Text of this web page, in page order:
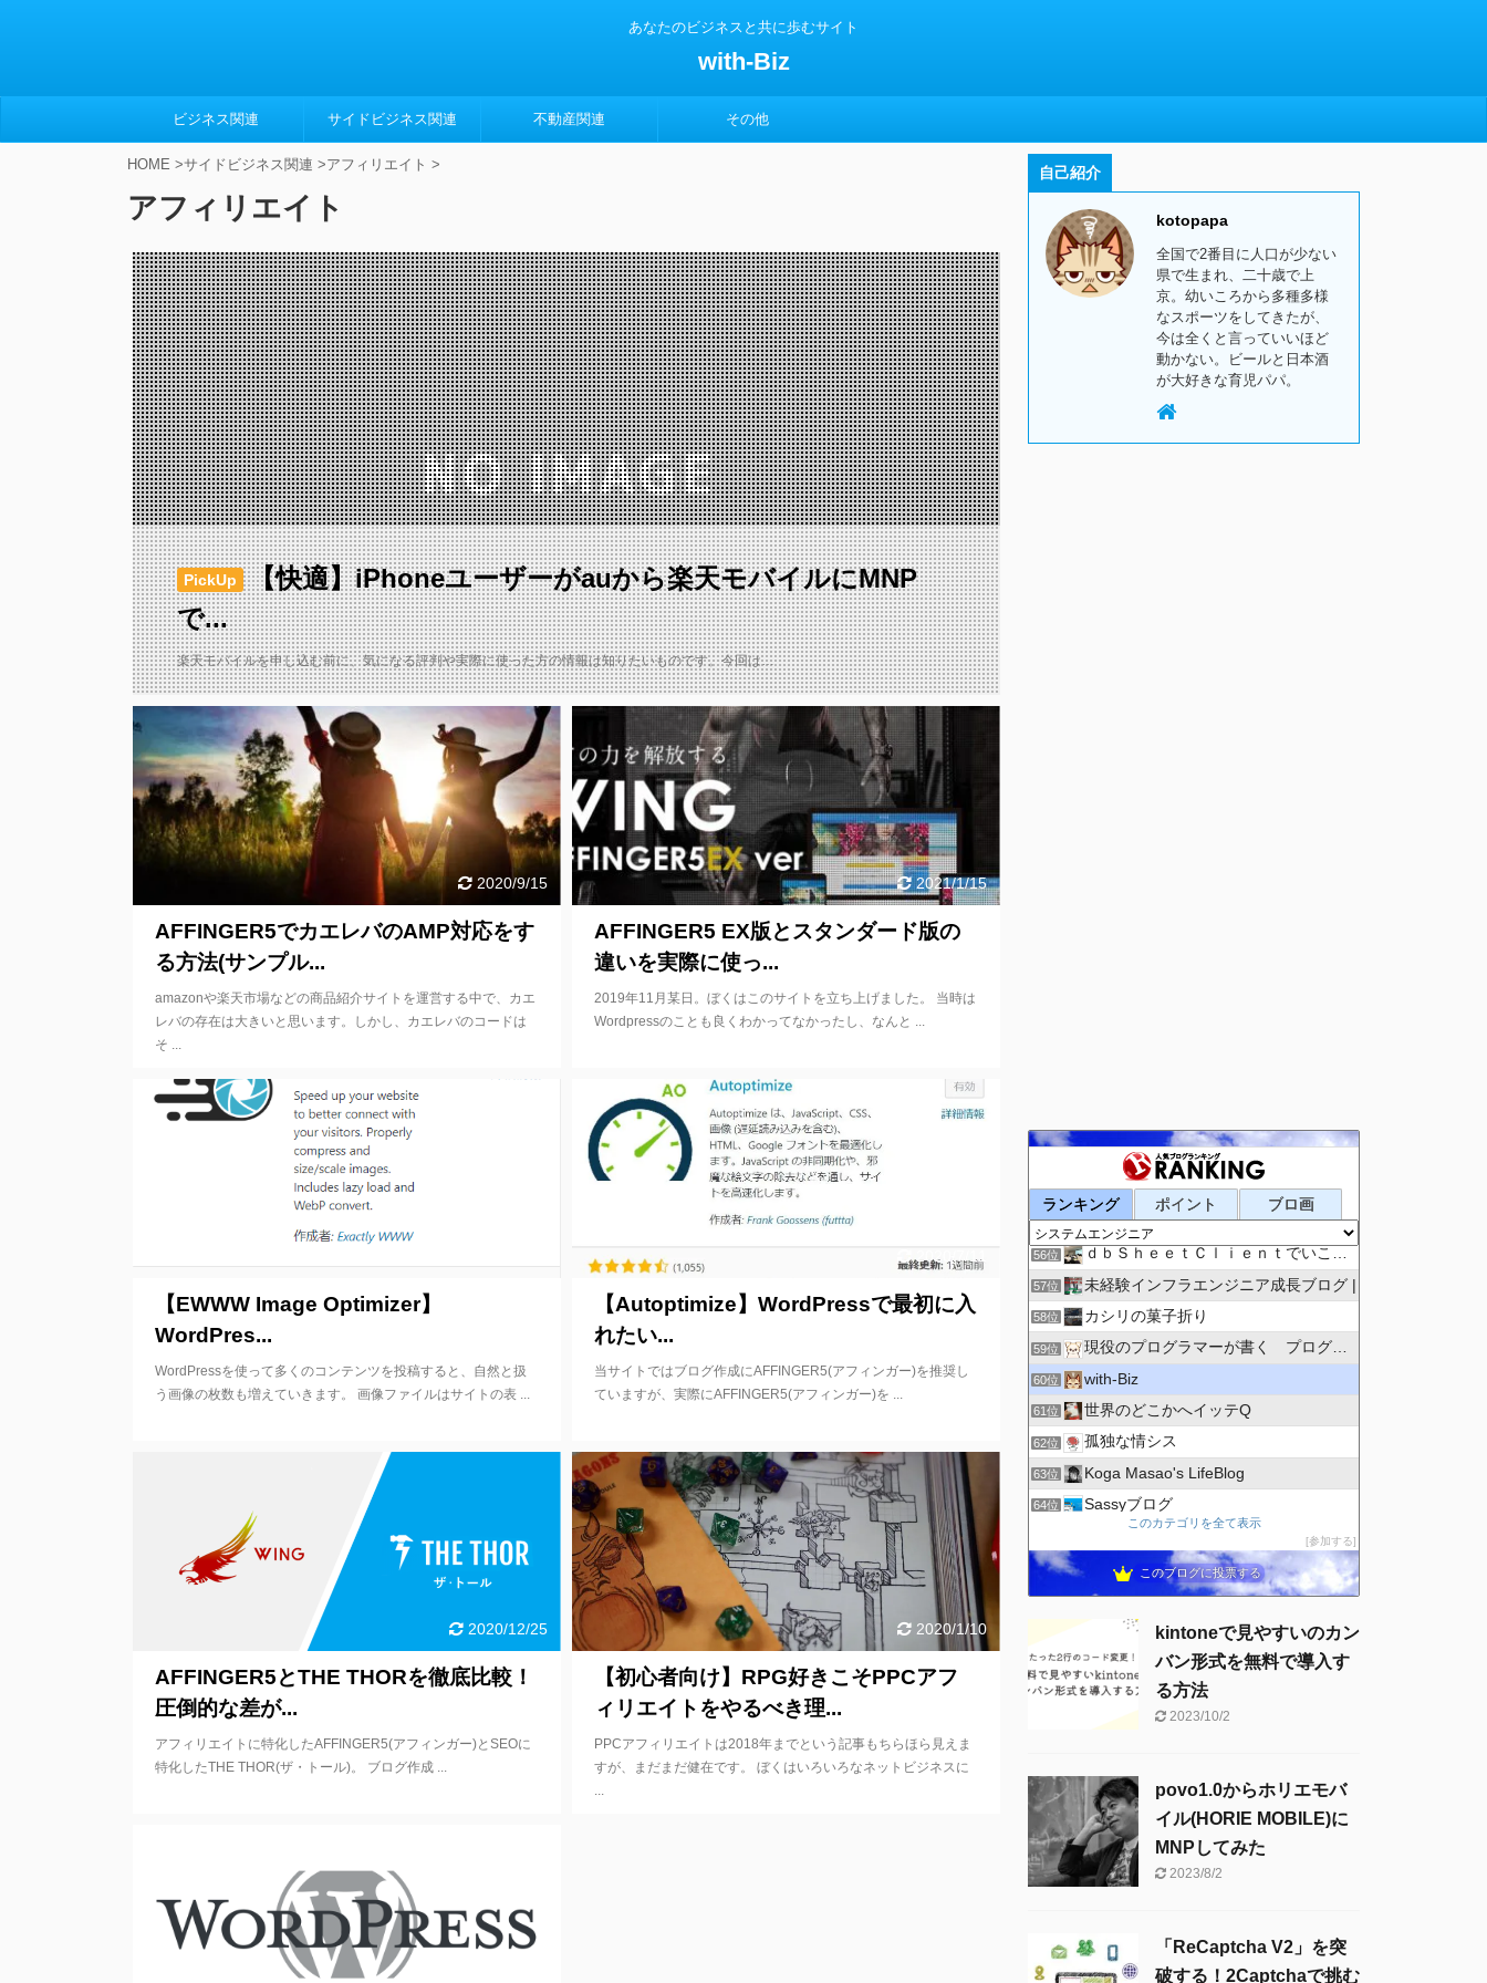
あなたのビジネスと共に歩むサイト
with-Biz
ビジネス関連 サイドビジネス関連 不動産関連 その他
HOME >サイドビジネス関連 >アフィリエイト >
アフィリエイト
PickUp
【快適】iPhoneユーザーがauから楽天モバイルにMNP
で...
楽天モバイルを申し込む前に、気になる評判や実際に使った方の情報は知りたいものです。今回は…
2020/9/15
AFFINGER5でカエレバのAMP対応をす
る方法(サンプル...
amazonや楽天市場などの商品紹介サイトを運営する中で、カエ
レバの存在は大きいと思います。しかし、カエレバのコードは
そ ...
2021/1/15
AFFINGER5 EX版とスタンダード版の
違いを実際に使っ...
2019年11月某日。ぼくはこのサイトを立ち上げました。 当時は
Wordpressのことも良くわかってなかったし、なんと ...
【EWWW Image Optimizer】
WordPres...
WordPressを使って多くのコンテンツを投稿すると、自然と扱
う画像の枚数も増えていきます。 画像ファイルはサイトの表 ...
2020/7/11
【Autoptimize】WordPressで最初に入
れたい...
当サイトではブログ作成にAFFINGER5(アフィンガー)を推奨し
ていますが、実際にAFFINGER5(アフィンガー)を ...
2020/12/25
AFFINGER5とTHE THORを徹底比較！
圧倒的な差が...
アフィリエイトに特化したAFFINGER5(アフィンガー)とSEOに
特化したTHE THOR(ザ・トール)。 ブログ作成 ...
2020/1/10
【初心者向け】RPG好きこそPPCアフ
ィリエイトをやるべき理...
PPCアフィリエイトは2018年までという記事もちらほら見えま
すが、まだまだ健在です。 ぼくはいろいろなネットビジネスに
...
自己紹介
kotopapa
全国で2番目に人口が少ない
県で生まれ、二十歳で上
京。幼いころから多種多様
なスポーツをしてきたが、
今は全くと言っていいほど
動かない。ビールと日本酒
が大好きな育児パパ。
ランキング ポイント ブロ画
システムってこんな感じ
54位 SHARE-OB | 私たちの脳を共有
55位 Emuのアメリカ西海岸 オフィス奮闘記
56位 ｄｂＳｈｅｅｔＣｌｉｅｎｔでいこう。
57位 未経験インフラエンジニア成長ブログ |
58位 カシリの菓子折り
59位 現役のプログラマーが書く プログラミング情報
60位 with-Biz
61位 世界のどこかへイッテQ
62位 孤独な情シス
63位 Koga Masao's LifeBlog
64位 Sassyブログ
IT小僧の時事放談
66位 ricemountainer-blog
67位 きーちゃんブログ
このカテゴリを全て表示
参加する
このブログに投票する
kintoneで見やすいのカン
バン形式を無料で導入す
る方法
2023/10/2
povo1.0からホリエモバ
イル(HORIE MOBILE)に
MNPしてみた
2023/8/2
「ReCaptcha V2」を突
破する！2Captchaで挑む